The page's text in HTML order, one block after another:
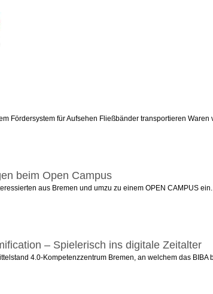
Fördersystem für Aufsehen Fließbänder transportieren
beim Open Campus
aus Bremen und umzu zu einem OPEN CAMPUS
– Spielerisch ins digitale Zeitalter
4.0-Kompetenzzentrum Bremen, an welchem das